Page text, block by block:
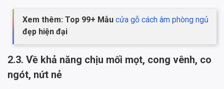
Xem thêm: Top 99+ Mẫu cửa gỗ cách âm phòng ngủ
đẹp hiện đại
2.3. Về khả năng chịu mối mọt, cong vênh, co
ngót, nứt nẻ